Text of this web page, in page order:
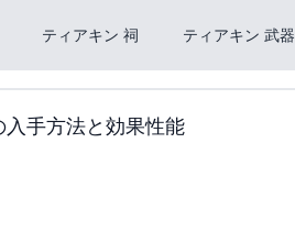
ティアキン 祠 ティアキン 武器
手方法と効果性能